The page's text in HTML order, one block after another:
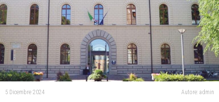
5 Dicembre 2024 Autore: admin